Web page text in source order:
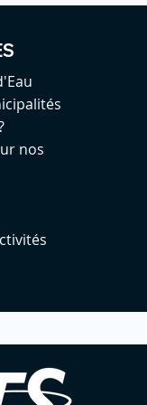
nos